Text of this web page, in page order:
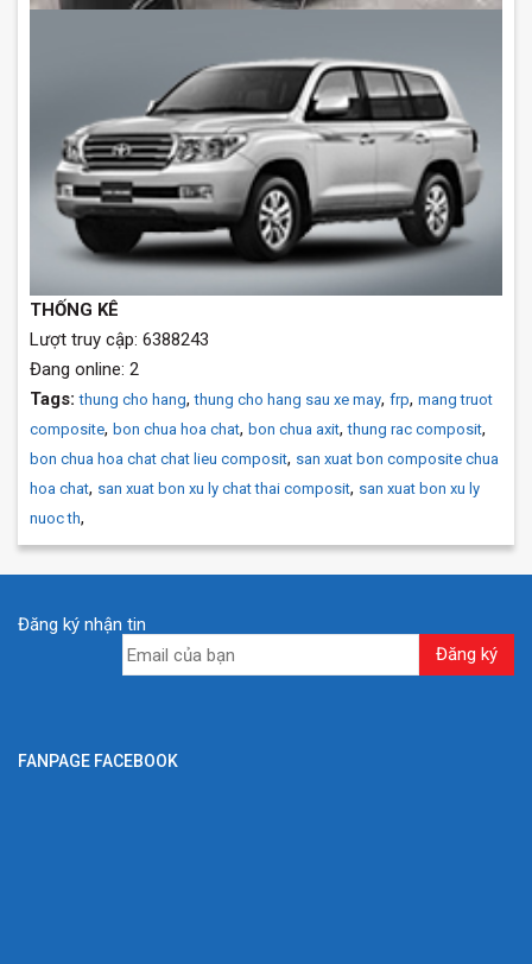
THỐNG KÊ
Lượt truy cập: 6388243
Đang online: 2
Tags: thung cho hang,thung cho hang sau xe may, frp, mang truot
composite, bon chua hoa chat, bon chua axit,thung rac composit,
bon chua hoa chat chat lieu composit, san xuat bon composite chua
hoa chat, san xuat bon xu ly chat thai composit, san xuat bon xu ly
nuoc th,
Đăng ký nhận tin
FANPAGE FACEBOOK